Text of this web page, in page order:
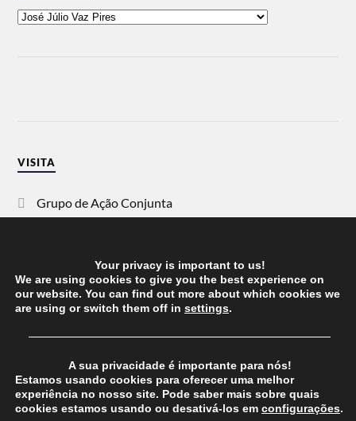
VISITA
Grupo de Ação Conjunta
Vida Justa
dezanove
Your privacy is important to us!
We are using cookies to give you the best experience on
our website. You can find out more about which cookies we
are using or switch them off in settings.
──────────────────────────────────────
A sua privacidade é importante para nós!
Estamos usando cookies para oferecer uma melhor
experiência no nosso site. Pode saber mais sobre quais
cookies estamos usando ou desativá-los em configurações.